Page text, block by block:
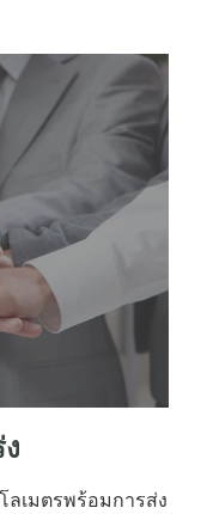
ลเมตรพร้อมการส่ง